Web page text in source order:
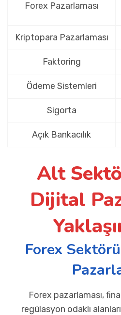
Forex Pazarlaması
Kriptopara Pazarlaması
Faktoring
Ödeme Sistemleri
Sigorta
Açık Bankacılık
Alt
Dijital
Forex
Forex pazarlaması,
regülasyon odaklı